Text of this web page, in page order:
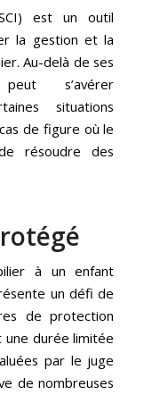
est un outil
la gestion et la
Au-delà de ses
s’avérer
situations
de figure où le
résoudre des
à un enfant
un défi de
de protection
durée limitée
par le juge
de nombreuses